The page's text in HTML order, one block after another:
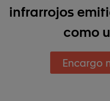
infrarrojos
como
Encargo